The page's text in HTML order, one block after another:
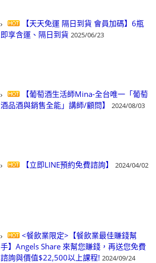
【天天免運 隔日到貨 會員加碼】6瓶
即享含運、隔日到貨 2025/06/23
【葡萄酒生活師Mina-全台唯一「葡萄
酒品酒與銷售全能」講師/顧問】
2024/08/03
【立即LINE預約免費諮詢】 2024/04/02
<餐飲業限定>【餐飲業最佳賺錢幫
手】Angels Share 來幫您賺錢，再送您免費
諮詢與價值$22,500以上課程! 2024/09/24